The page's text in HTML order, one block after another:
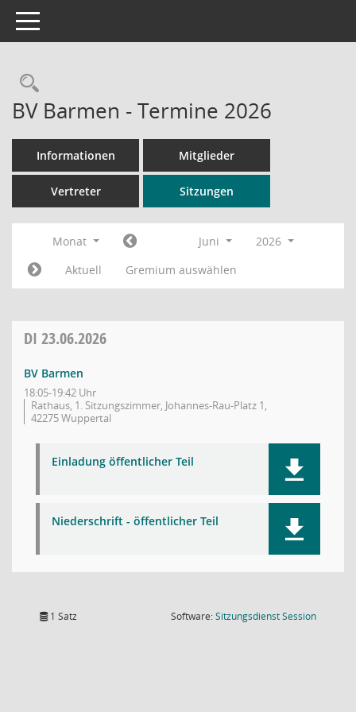
Toggle navigation
Rechercheauswahl
BV Barmen - Termine 2026
Informationen Mitglieder
Vertreter Sitzungen
Monat Juni
2026
Aktuell
Gremium auswählen
DI 23.06.2026
BV Barmen
18:05-19:42 Uhr
Rathaus, 1. Sitzungszimmer, Johannes-Rau-Platz 1,
42275 Wuppertal
Einladung öffentlicher Teil
Niederschrift - öffentlicher Teil
1 Satz Software:SitzungsdienstSession(Wird in